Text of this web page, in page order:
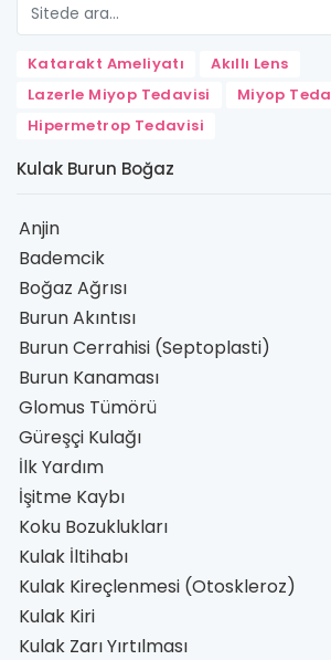
Katarakt Ameliyatı
Akıllı Lens
Lazerle Miyop Tedavisi
Miyop
Hipermetrop Tedavisi
Kulak Burun Boğaz
Anjin
Bademcik
Boğaz Ağrısı
Burun Akıntısı
Burun Cerrahisi (Septoplasti)
Burun Kanaması
Glomus Tümörü
Güreşçi Kulağı
İlk Yardım
İşitme Kaybı
Koku Bozuklukları
Kulak İltihabı
Kulak Kireçlenmesi (Otoskleroz)
Kulak Kiri
Kulak Zarı Yırtılması